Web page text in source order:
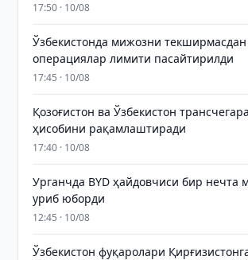
17:50 · 10/08
Ўзбекистонда мижозни текширмасдан
операциялар лимити пасайтирилди
17:45 · 10/08
Қозоғистон ва Ўзбекистон
ҳисобини рақамлаштиради
17:40 · 10/08
Урганчда BYD ҳайдовчиси бир нечта
уриб юборди
12:45 · 10/08
Ўзбекистон фуқаролари